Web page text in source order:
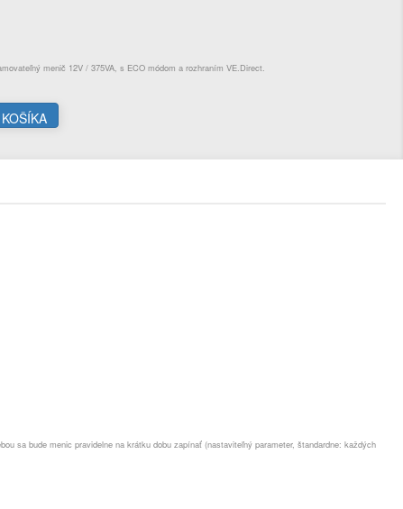
menič 12V / 375VA, s ECO módom a rozhraním VE.Direct.
sa bude menic pravidelne na krátku dobu zapínať (nastaviteľný parameter, štandardne: každých